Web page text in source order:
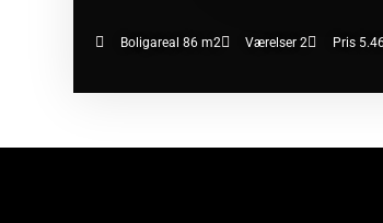
Boligareal 86 m2 Værelser 2 Pris